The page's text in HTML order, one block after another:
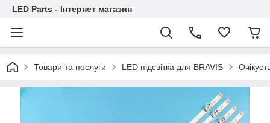
LED Parts - Інтернет магазин
Товари та послуги LED підсвітка для BRAVIS